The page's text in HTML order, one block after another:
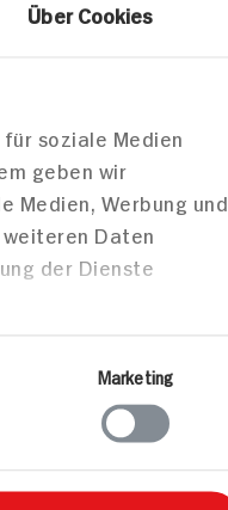
Über Cookies
soziale Medien
geben wir
Medien, Werbung und
Daten
der Dienste
Marketing
DAUER